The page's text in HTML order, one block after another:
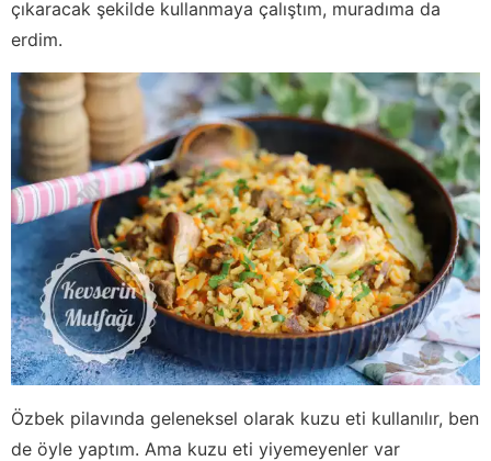
çıkaracak şekilde kullanmaya çalıştım, muradıma da
erdim.
Özbek pilavında geleneksel olarak kuzu eti kullanılır, ben
de öyle yaptım. Ama kuzu eti yiyemeyenler var